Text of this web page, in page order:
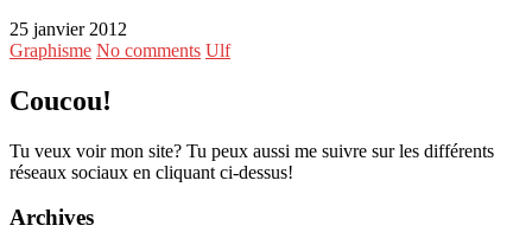
25 janvier 2012
Graphisme No comments Ulf
Coucou!
Tu veux voir mon site? Tu peux aussi me suivre sur les différents
réseaux sociaux en cliquant ci-dessus!
Archives